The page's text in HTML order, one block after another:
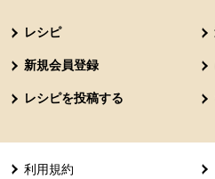
レシピ
新規会員登録
レシピを投稿する
利用規約